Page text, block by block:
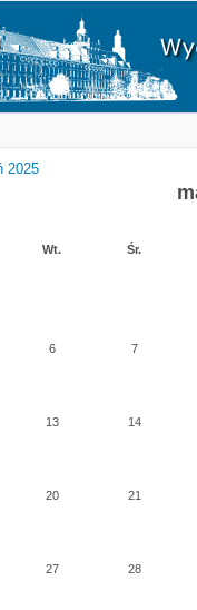
2025
Wt. Śr.
6 7
13 14
20 21
27 28